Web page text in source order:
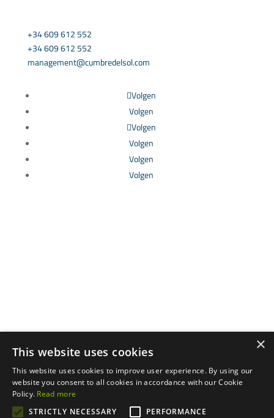
+34 609 612 552
+34 609 612 552
management@cumbredelsol.com
Volgen
Volgen
Volgen
Volgen
Volgen
Volgen
Cumbre del Sol Pre-Owned is het handelsmerk van het
bedrijf AFLYS CONSULTANTS S.L., geregistreerd in het
onder registratienummer RAICV 0074.
Acceso norte s/n, Cumbre del Sol Pre-Owned
informatiekantoor, 03726, Benitachell | Copyright © 2025
×
This website uses cookies
This website uses cookies to improve user experience. By using our
website you consent to all cookies in accordance with our Cookie
Policy. Read more
STRICTLY NECESSARY
PERFORMANCE